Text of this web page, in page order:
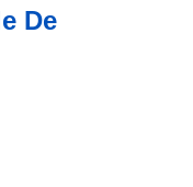
De